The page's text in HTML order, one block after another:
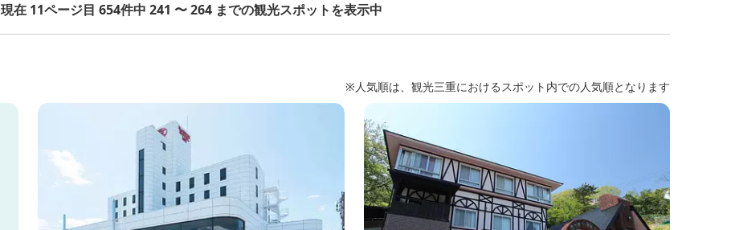
現在 11ページ目 654件中 241 〜 264 までの観光スポットを表示中
※人気順は、観光三重におけるスポット内での人気順となります